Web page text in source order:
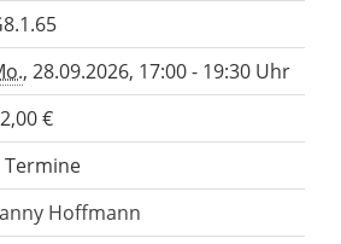
, 28.09.2026, 17:00 - 19:30 Uhr
€
Termine
Hoffmann